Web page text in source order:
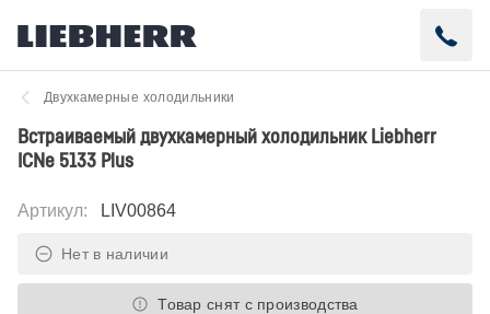
Двухкамерные холодильники
Встраиваемый двухкамерный холодильник Liebherr
ICNe 5133 Plus
Артикул: LIV00864
Нет в наличии
Товар снят с производства